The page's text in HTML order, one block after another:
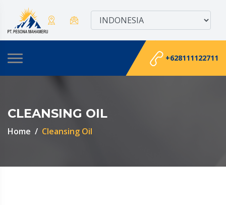
+628111122711
CLEANSING OIL
Home Cleansing Oil